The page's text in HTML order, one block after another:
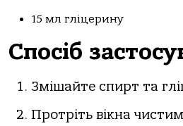
15 мл гліцерину
Спосіб
Змішайте спирт та
Протріть вікна